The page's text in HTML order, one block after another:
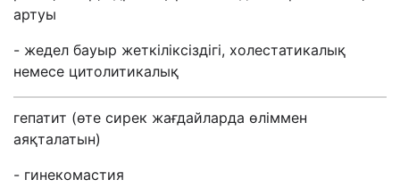
артуы
- жедел бауыр жеткіліксіздігі, холестатикалық
немесе цитолитикалық
гепатит (өте сирек жағдайларда өліммен
аяқталатын)
- гинекомастия